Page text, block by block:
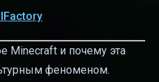
Minecraft и почему эта
феноменом.